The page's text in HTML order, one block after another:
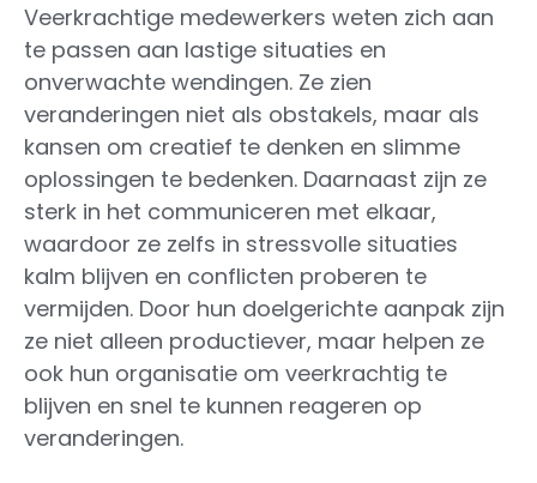
Veerkrachtige medewerkers weten zich aan
te passen aan lastige situaties en
onverwachte wendingen. Ze zien
veranderingen niet als obstakels, maar als
kansen om creatief te denken en slimme
oplossingen te bedenken. Daarnaast zijn ze
sterk in het communiceren met elkaar,
waardoor ze zelfs in stressvolle situaties
kalm blijven en conflicten proberen te
vermijden. Door hun doelgerichte aanpak zijn
ze niet alleen productiever, maar helpen ze
ook hun organisatie om veerkrachtig te
blijven en snel te kunnen reageren op
veranderingen.